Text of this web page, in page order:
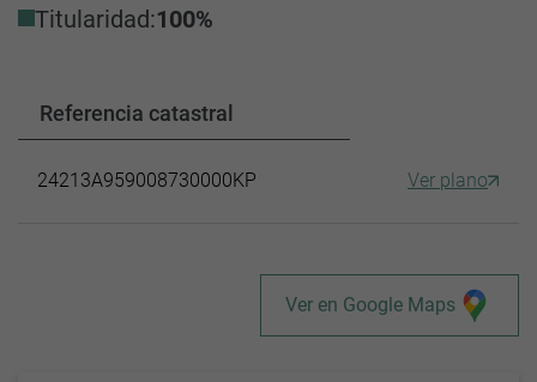
Titularidad:100%
Referencia catastral
24213A959008730000KP Ver plano
Ver en Google Maps